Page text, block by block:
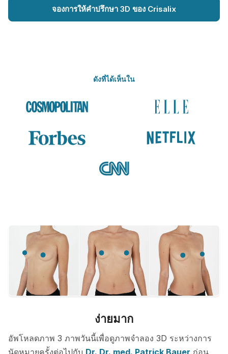
จองการให้คำปรึกษา 3D ของ Crisalix
ดังที่ได้เห็นใน
ง่ายมาก
อัพโหลดภาพ 3 ภาพวันนี้เพื่อดูภาพจำลอง 3D ระหว่างการ